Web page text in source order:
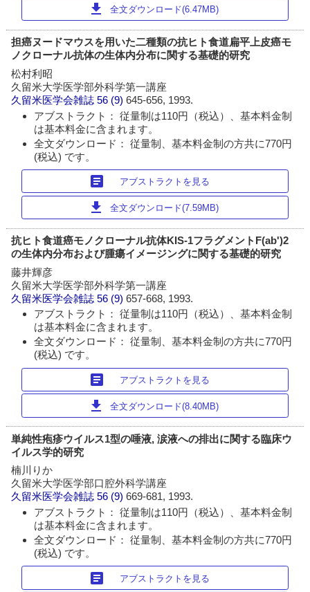
download 全文ダウンロード(6.47MB)
担癌ヌードマウスを用いた二種類の抗ヒト食道扁平上皮癌モ
ノクローナル抗体の生体内分布に関する基礎的研究
松村利昭
久留米大学医学部外科学第一講座
久留米医学会雑誌 56 (9)645-656, 1993.
アブストラクト： 従量制は110円（税込）、基本料金制
は基本料金に含まれます。
全文ダウンロード： 従量制、基本料金制の方共に770円
(税込) です。
article アブストラクトを見る
download 全文ダウンロード(7.59MB)
抗ヒト食道癌モノクローナル抗体KIS-1フラグメントF(ab')2
の生体内分布および腫瘍イメージングに関する基礎的研究
藤井輝彦
久留米大学医学部外科学第一講座
久留米医学会雑誌 56 (9)657-668, 1993.
アブストラクト： 従量制は110円（税込）、基本料金制
は基本料金に含まれます。
全文ダウンロード： 従量制、基本料金制の方共に770円
(税込) です。
article アブストラクトを見る
download 全文ダウンロード(8.40MB)
単純性疱疹ウイルス1型の唾液, 涙液への排出に関する臨床ウ
イルス学的研究
楠川りか
久留米大学医学部口腔外科学講座
久留米医学会雑誌 56 (9)669-681, 1993.
アブストラクト： 従量制は110円（税込）、基本料金制
は基本料金に含まれます。
全文ダウンロード： 従量制、基本料金制の方共に770円
(税込) です。
article アブストラクトを見る